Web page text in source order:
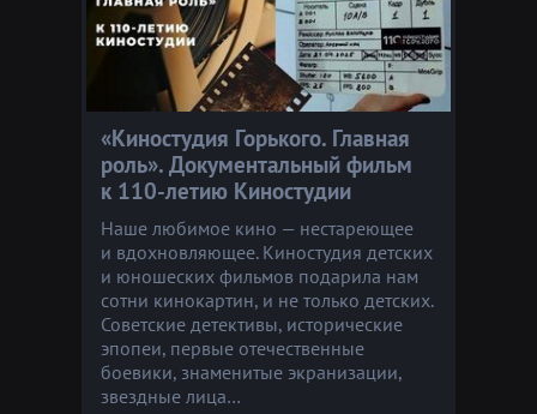
«Киностудия Горького. Главная
роль». Документальный фильм
к 110-летию Киностудии
Наше любимое кино — нестареющее
и вдохновляющее. Киностудия детских
и юношеских фильмов подарила нам
сотни кинокартин, и не только детских.
Советские детективы, исторические
эпопеи, первые отечественные
боевики, знаменитые экранизации,
звездные лица…